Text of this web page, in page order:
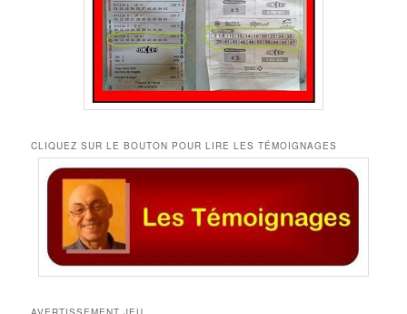
CLIQUEZ SUR LE BOUTON POUR LIRE LES TÉMOIGNAGES